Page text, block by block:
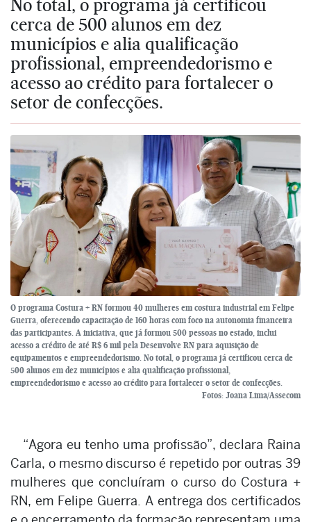
No total, o programa já certificou
cerca de 500 alunos em dez
municípios e alia qualificação
profissional, empreendedorismo e
acesso ao crédito para fortalecer o
setor de confecções.
O programa Costura + RN formou 40 mulheres em costura industrial em Felipe
Guerra, oferecendo capacitação de 160 horas com foco na autonomia financeira
das participantes. A iniciativa, que já formou 500 pessoas no estado, inclui
acesso a crédito de até R$ 6 mil pela Desenvolve RN para aquisição de
equipamentos e empreendedorismo. No total, o programa já certificou cerca de
500 alunos em dez municípios e alia qualificação profissional,
empreendedorismo e acesso ao crédito para fortalecer o setor de confecções.
Fotos: Joana Lima/Assecom
“Agora eu tenho uma profissão”, declara Raina
Carla, o mesmo discurso é repetido por outras 39
mulheres que concluíram o curso do Costura +
RN, em Felipe Guerra. A entrega dos certificados